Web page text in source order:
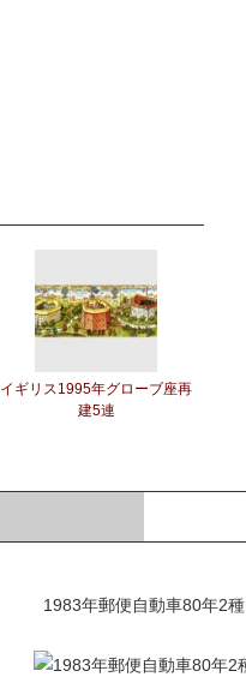
イギリス1995年グローブ座再
建5連
1983年郵便自動車80年2種